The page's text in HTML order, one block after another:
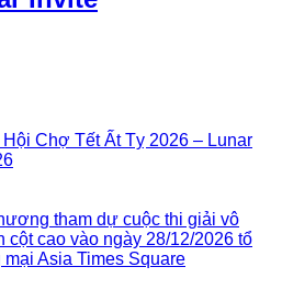
Chợ Tết Ất Tỵ 2026 – Lunar
tham dự cuộc thi giải vô
cột cao vào ngày 28/12/2026 tổ
Asia Times Square